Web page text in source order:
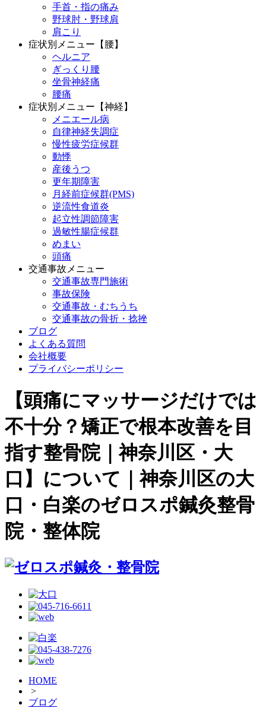
手首・指の痛み
野球肘・野球肩
肩こり
症状別メニュー【腰】
ヘルニア
ぎっくり腰
坐骨神経痛
腰痛
症状別メニュー【神経】
メニエール病
自律神経失調症
慢性疲労症候群
動悸
産後うつ
更年期障害
月経前症候群(PMS)
逆流性食道炎
起立性調節障害
過敏性腸症候群
めまい
頭痛
交通事故メニュー
交通事故専門施術
事故保険
交通事故・むちうち
交通事故の骨折・捻挫
ブログ
よくある質問
会社概要
プライバシーポリシー
【頭痛にマッサージだけでは
不十分？矯正で根本改善を目
指す整骨院｜神奈川区・大
口】について｜神奈川区の大
口・白楽のゼロスポ鍼灸整骨
院・整体院
HOME
>
ブログ